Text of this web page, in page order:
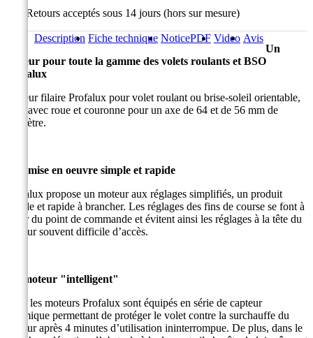
Retours acceptés sous 14 jours (hors sur mesure)
Description Fiche technique NoticePDF Video Avis
Un
moteur pour toute la gamme des volets roulants et BSO
Profalux
Moteur filaire Profalux pour volet roulant ou brise-soleil orientable,
livré avec roue et couronne pour un axe de 64 et de 56 mm de
diamètre.
Une mise en oeuvre simple et rapide
Profalux propose un moteur aux réglages simplifiés, un produit
simple et rapide à brancher. Les réglages des fins de course se font à
partir du point de commande et évitent ainsi les réglages à la tête du
moteur souvent difficile d’accès.
Un moteur "intelligent"
Tous les moteurs Profalux sont équipés en série de capteur
thermique permettant de protéger le volet contre la surchauffe du
moteur après 4 minutes d’utilisation ininterrompue. De plus, dans le